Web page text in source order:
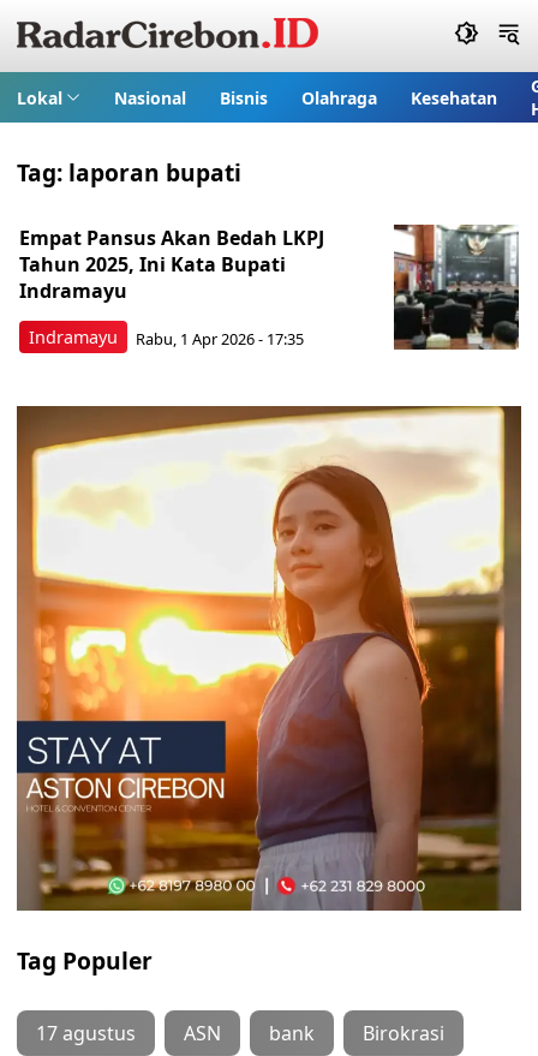
Lokal Nasional Bisnis Olahraga Kesehatan
Tag: laporan bupati
Indramayu
Empat Pansus Akan Bedah LKPJ
Tahun 2025, Ini Kata Bupati
Indramayu
Rabu, 1 Apr 2026 - 17:35
Tag Populer
17 agustus ASN bank Birokrasi